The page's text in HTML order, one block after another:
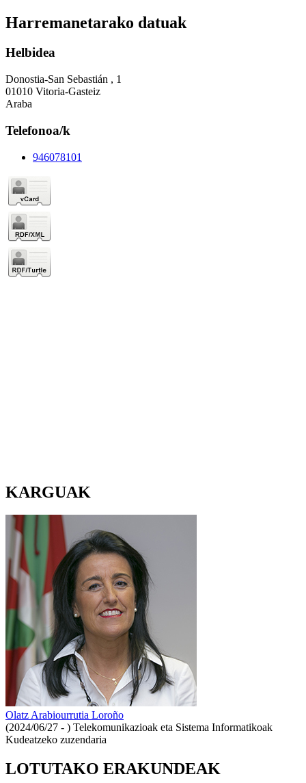
Harremanetarako datuak
Helbidea
Donostia-San Sebastián , 1
01010 Vitoria-Gasteiz
Araba
Telefonoa/k
946078101
KARGUAK
Olatz Arabiourrutia Loroño
(2024/06/27 - ) Telekomunikazioak eta Sistema Informatikoak
Kudeatzeko zuzendaria
LOTUTAKO ERAKUNDEAK